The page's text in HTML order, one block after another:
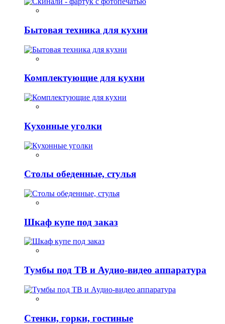
Бытовая техника для кухни
Комплектующие для кухни
Кухонные уголки
Столы обеденные, стулья
Шкаф купе под заказ
Тумбы под ТВ и Аудио-видео аппаратура
Стенки, горки, гостиные